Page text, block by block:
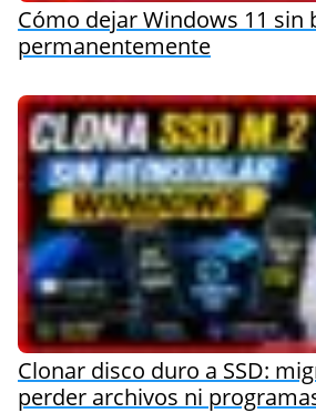
Cómo dejar Windows 11 sin
permanentemente
Clonar disco duro a SSD:
perder archivos ni